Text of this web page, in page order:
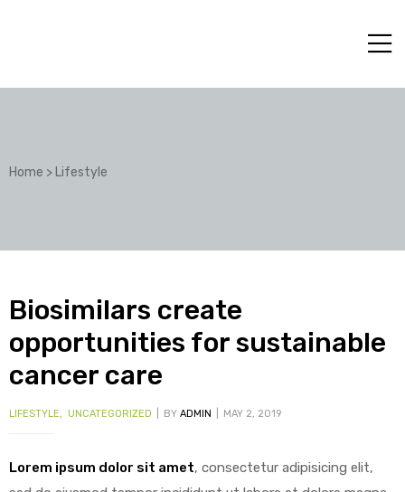
Home >Lifestyle
Biosimilars create
opportunities for sustainable
cancer care
LIFESTYLE, UNCATEGORIZED BY ADMIN MAY 2, 2019
Lorem ipsum dolor sit amet, consectetur adipisicing elit,